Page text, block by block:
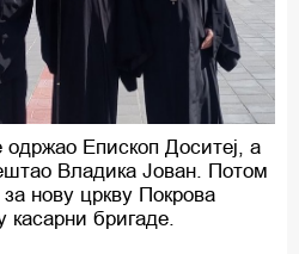
одржао Епископ Доситеј, а
Владика Јован. Потом
нову цркву Покрова
касарни бригаде.